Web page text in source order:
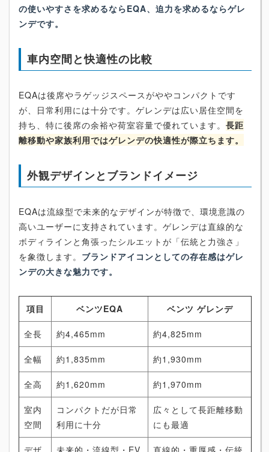
の使いやすさを求めるならEQA、迫力を求めるならゲレ
ンデです。
車内空間と快適性の比較
EQAは後席やラゲッジスペースがややコンパクトです
が、日常利用には十分です。ゲレンデは広い居住空間を
持ち、特に後席の余裕や荷室容量で優れています。 長距
離移動や家族利用ではゲレンデの快適性が際立ちます。
外観デザインとブランドイメージ
EQAは流線型で未来的なデザインが特徴で、環境意識の
高いユーザーに支持されています。ゲレンデは直線的な
ボディラインと角張ったシルエットが「伝統と力強さ」
を象徴します。 ブランドアイコンとしての存在感はゲレ
ンデの大きな魅力です。
項目 ベンツEQA ベンツ ゲレンデ
全長 約4,465mm 約4,825mm
全幅 約1,835mm 約1,930mm
全高 約1,620mm 約1,970mm
室内
空間
コンパクトだが日常
利用に十分
広々として長距離移動
にも最適
デザ 未来的・流線型・EV 直線的・重厚感・伝統